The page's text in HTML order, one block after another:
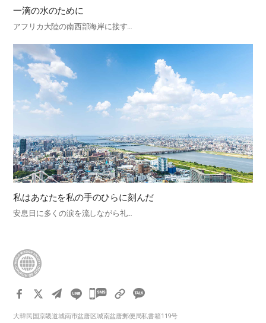
一滴の水のために
アフリカ大陸の南西部海岸に接す…
私はあなたを私の手のひらに刻んだ
安息日に多くの涙を流しながら礼…
카
大韓民国京畿道城南市盆唐区城南盆唐郵便局私書箱119号